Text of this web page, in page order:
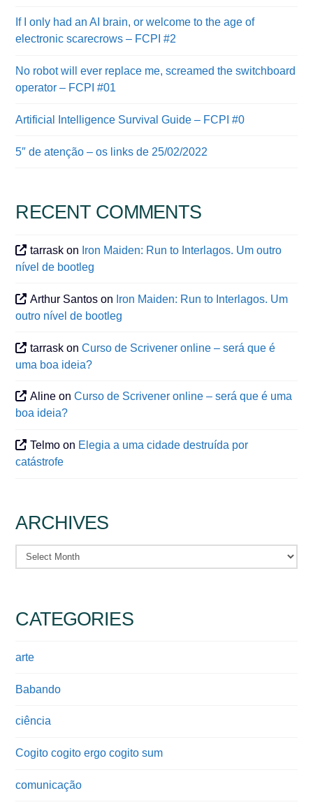
If I only had an AI brain, or welcome to the age of
electronic scarecrows – FCPI #2
No robot will ever replace me, screamed the switchboard
operator – FCPI #01
Artificial Intelligence Survival Guide – FCPI #0
5″ de atenção – os links de 25/02/2022
RECENT COMMENTS
tarrask on Iron Maiden: Run to Interlagos. Um outro
nível de bootleg
Arthur Santos on Iron Maiden: Run to Interlagos. Um
outro nível de bootleg
tarrask onCurso de Scrivener online – será que é
uma boa ideia?
Aline onCurso de Scrivener online – será que é uma
boa ideia?
Telmo on Elegia a uma cidade destruída por
catástrofe
ARCHIVES
Archives
CATEGORIES
arte
Babando
ciência
Cogito cogito ergo cogito sum
comunicação